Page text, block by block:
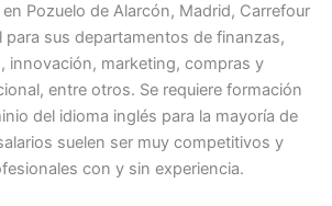
Pozuelo de Alarcón, Madrid, Carrefour
para sus departamentos de finanzas,
, innovación, marketing, compras y
entre otros. Se requiere formación
del idioma inglés para la mayoría de
suelen ser muy competitivos y
con y sin experiencia.